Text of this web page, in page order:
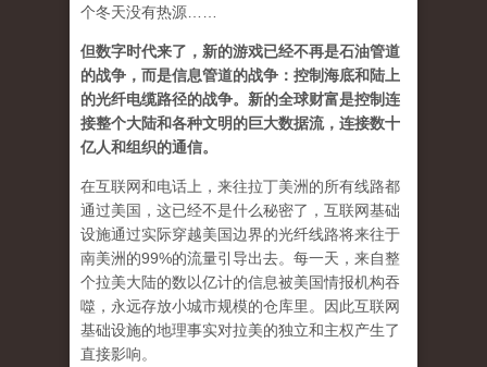
个冬天没有热源……
但数字时代来了，新的游戏已经不再是石油管道
的战争，而是信息管道的战争：控制海底和陆上
的光纤电缆路径的战争。新的全球财富是控制连
接整个大陆和各种文明的巨大数据流，连接数十
亿人和组织的通信。
在互联网和电话上，来往拉丁美洲的所有线路都
通过美国，这已经不是什么秘密了，互联网基础
设施通过实际穿越美国边界的光纤线路将来往于
南美洲的99%的流量引导出去。每一天，来自整
个拉美大陆的数以亿计的信息被美国情报机构吞
噬，永远存放小城市规模的仓库里。因此互联网
基础设施的地理事实对拉美的独立和主权产生了
直接影响。